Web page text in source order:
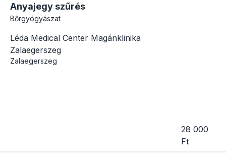
Anyajegy szűrés
Bőrgyógyászat
Léda Medical Center Magánklinika
Zalaegerszeg
Zalaegerszeg
28 000
Ft